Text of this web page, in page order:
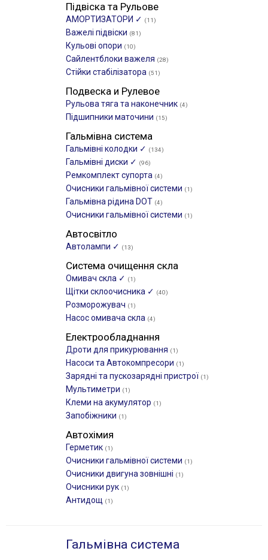
Підвіска та Рульове
АМОРТИЗАТОРИ ✓ (11)
Важелі підвіски (81)
Кульові опори (10)
Сайлентблоки важеля (28)
Стійки стабілізатора (51)
Подвеска и Рулевое
Рульова тяга та наконечник (4)
Підшипники маточини (15)
Гальмівна система
Гальмівні колодки ✓ (134)
Гальмівні диски ✓ (96)
Ремкомплект супорта (4)
Очисники гальмівної системи (1)
Гальмівна рідина DOT (4)
Очисники гальмівної системи (1)
Автосвітло
Автолампи ✓ (13)
Система очищення скла
Омивач скла ✓ (1)
Щітки склоочиcника ✓ (40)
Розморожувач (1)
Насос омивача скла (4)
Електрообладнання
Дроти для прикурювання (1)
Насоси та Автокомпресори (1)
Зарядні та пускозарядні пристрої (1)
Мультиметри (1)
Клеми на акумулятор (1)
Запобіжники (1)
Автохімия
Герметик (1)
Очисники гальмівної системи (1)
Очисники двигуна зовнішні (1)
Очисники рук (1)
Антидощ (1)
Гальмівна система